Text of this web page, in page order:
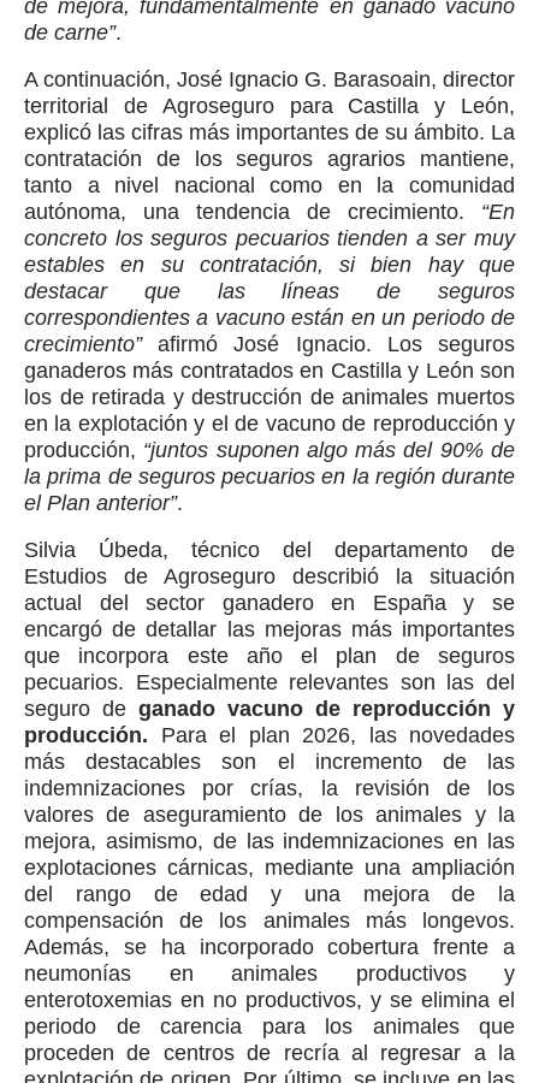
de mejora, fundamentalmente en ganado vacuno
de carne”.
A continuación, José Ignacio G. Barasoain, director
territorial de Agroseguro para Castilla y León,
explicó las cifras más importantes de su ámbito. La
contratación de los seguros agrarios mantiene,
tanto a nivel nacional como en la comunidad
autónoma, una tendencia de crecimiento. “En
concreto los seguros pecuarios tienden a ser muy
estables en su contratación, si bien hay que
destacar que las líneas de seguros
correspondientes a vacuno están en un periodo de
crecimiento”afirmó José Ignacio. Los seguros
ganaderos más contratados en Castilla y León son
los de retirada y destrucción de animales muertos
en la explotación y el de vacuno de reproducción y
producción, “juntos suponen algo más del 90% de
la prima de seguros pecuarios en la región durante
el Plan anterior”.
Silvia Úbeda, técnico del departamento de
Estudios de Agroseguro describió la situación
actual del sector ganadero en España y se
encargó de detallar las mejoras más importantes
que incorpora este año el plan de seguros
pecuarios. Especialmente relevantes son las del
seguro de ganado vacuno de reproducción y
producción. Para el plan 2026, las novedades
más destacables son el incremento de las
indemnizaciones por crías, la revisión de los
valores de aseguramiento de los animales y la
mejora, asimismo, de las indemnizaciones en las
explotaciones cárnicas, mediante una ampliación
del rango de edad y una mejora de la
compensación de los animales más longevos.
Además, se ha incorporado cobertura frente a
neumonías en animales productivos y
enterotoxemias en no productivos, y se elimina el
periodo de carencia para los animales que
proceden de centros de recría al regresar a la